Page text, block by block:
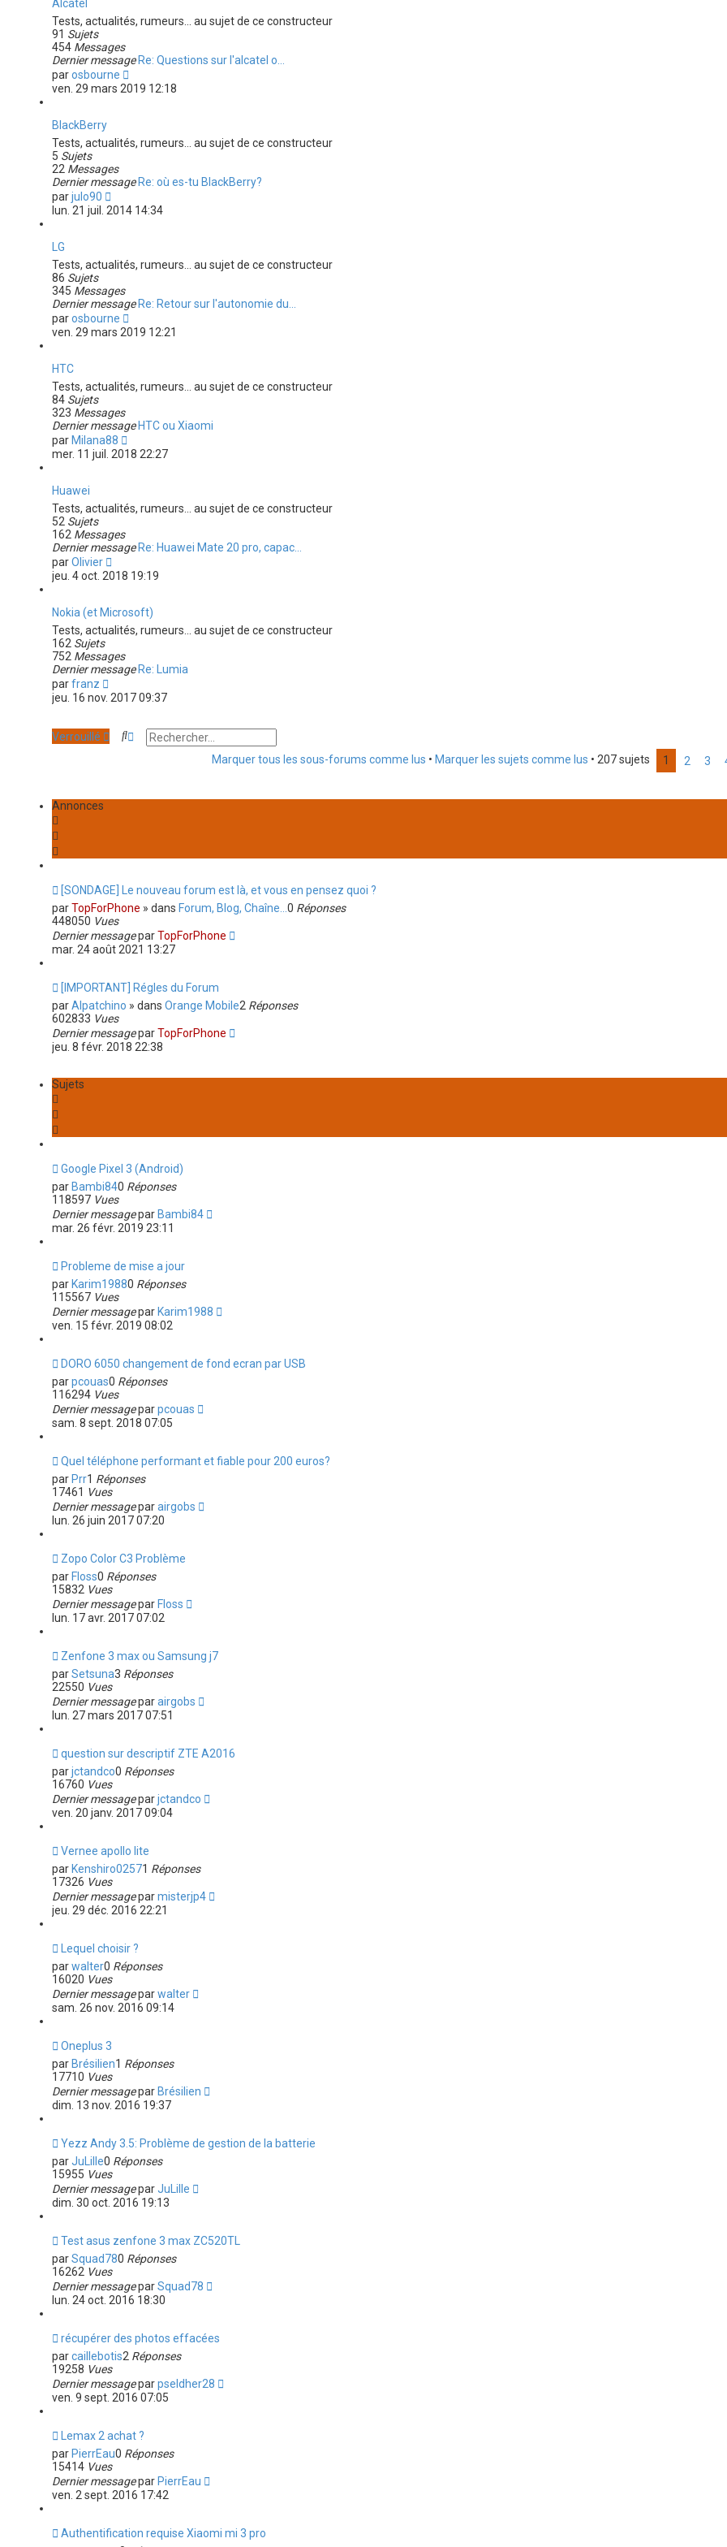
Alcatel
Tests, actualités, rumeurs... au sujet de ce constructeur
91 Sujets
454 Messages
Dernier message Re: Questions sur l'alcatel o…
parosbourne
C
o
l
t
l
d
i
m
e
s
e
ven. 29 mars 2019 12:18
BlackBerry
Tests, actualités, rumeurs... au sujet de ce constructeur
5 Sujets
22 Messages
Dernier message Re: où es-tu BlackBerry?
parjulo90
C
o
t
r
l
e
d
i
r
m
e
s
e
lun. 21 juil. 2014 14:34
LG
Tests, actualités, rumeurs... au sujet de ce constructeur
86 Sujets
345 Messages
Dernier message Re: Retour sur l'autonomie du…
parosbourne
C
o
l
t
l
d
i
m
s
g
e
ven. 29 mars 2019 12:21
HTC
Tests, actualités, rumeurs... au sujet de ce constructeur
84 Sujets
323 Messages
Dernier message HTC ou Xiaomi
par Milana88
C
o
l
t
l
d
n
i
m
s
g
mer. 11 juil. 2018 22:27
Huawei
Tests, actualités, rumeurs... au sujet de ce constructeur
52 Sujets
162 Messages
Dernier message Re: Huawei Mate 20 pro, capac…
parOlivier
C
o
u
t
r
l
d
g
jeu. 4 oct. 2018 19:19
Nokia (et Microsoft)
Tests, actualités, rumeurs... au sujet de ce constructeur
162 Sujets
752 Messages
Dernier message Re: Lumia
parfranz
C
o
u
l
l
e
r
m
e
s
s
g
e
jeu. 16 nov. 2017 09:37
Verrouillé
R
r
R
r
n
c
é
Marquer tous les sous-forums comme lus • Marquer les sujets comme lus • 207 sujets 1 2 3
Annonces
[SONDAGE] Le nouveau forum est là, et vous en pensez quoi ?
parTopForPhone » dans Forum, Blog, Chaîne... 0 Réponses
448050 Vues
Dernier messageparTopForPhone
mar. 24 août 2021 13:27
[IMPORTANT] Régles du Forum
parAlpatchino » dans Orange Mobile2 Réponses
602833 Vues
Dernier messageparTopForPhone
jeu. 8 févr. 2018 22:38
Sujets
Google Pixel 3 (Android)
par Bambi840 Réponses
118597 Vues
Dernier messagepar Bambi84
mar. 26 févr. 2019 23:11
Probleme de mise a jour
par Karim19880 Réponses
115567 Vues
Dernier messagepar Karim1988
ven. 15 févr. 2019 08:02
DORO 6050 changement de fond ecran par USB
parpcouas0 Réponses
116294 Vues
Dernier messageparpcouas
sam. 8 sept. 2018 07:05
Quel téléphone performant et fiable pour 200 euros?
par Prr1 Réponses
17461 Vues
Dernier messageparairgobs
lun. 26 juin 2017 07:20
Zopo Color C3 Problème
par Floss0 Réponses
15832 Vues
Dernier messagepar Floss
lun. 17 avr. 2017 07:02
Zenfone 3 max ou Samsung j7
parSetsuna3 Réponses
22550 Vues
Dernier messageparairgobs
lun. 27 mars 2017 07:51
question sur descriptif ZTE A2016
parjctandco0 Réponses
16760 Vues
Dernier messageparjctandco
ven. 20 janv. 2017 09:04
Vernee apollo lite
par Kenshiro02571 Réponses
17326 Vues
Dernier messageparmisterjp4
jeu. 29 déc. 2016 22:21
Lequel choisir ?
parwalter0 Réponses
16020 Vues
Dernier messageparwalter
sam. 26 nov. 2016 09:14
Oneplus 3
par Brésilien1 Réponses
17710 Vues
Dernier messagepar Brésilien
dim. 13 nov. 2016 19:37
Yezz Andy 3.5: Problème de gestion de la batterie
parJuLille0 Réponses
15955 Vues
Dernier messageparJuLille
dim. 30 oct. 2016 19:13
Test asus zenfone 3 max ZC520TL
parSquad780 Réponses
16262 Vues
Dernier messageparSquad78
lun. 24 oct. 2016 18:30
récupérer des photos effacées
parcaillebotis2 Réponses
19258 Vues
Dernier messageparpseldher28
ven. 9 sept. 2016 07:05
Lemax 2 achat ?
par PierrEau0 Réponses
15414 Vues
Dernier messagepar PierrEau
ven. 2 sept. 2016 17:42
Authentification requise Xiaomi mi 3 pro